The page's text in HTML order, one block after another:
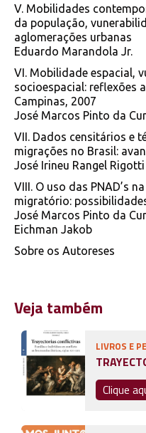
V. Mobilidades
da população,
aglomerações urbanas
Eduardo Marandola Jr.
VI. Mobilidade espacial,
socioespacial: reflexões
Campinas, 2007
José Marcos Pinto da
VII. Dados censitários e
migrações no Brasil:
José Irineu Rangel Rigotti
VIII. O uso das PNAD’s
migratório:
José Marcos Pinto da
Eichman Jakob
Sobre os Autoreses
Veja também
LIVROS E
Clique